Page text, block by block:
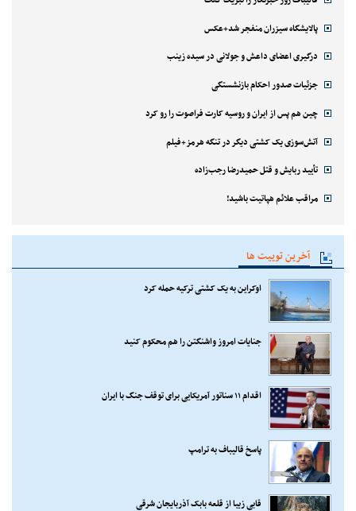
پالایشگاه سیزران منفجر شد+عکس
درگیری اعضای داعش و جولانی در سیده زینب
جزئیات صدور احکام بازنشستگی
چین هم پس از ایران و روسیه کارت فراصوت را رو کرد
آتش‌سوزی یک کشتی دیگر در تنگه هرمز+فیلم
تأیید ربایش و قتل حمیدرضا رجب‌زاده
مراقب علائم هپاتیت باشید!
آخرین توییت ها
اوکراین به یک کشتی ترکیه حمله کرد
جنایات امروز واشنگتن را هم محکوم کنید
اقدام ۱۱ سناتور آمریکایی برای توقف جنگ با ایران
پاسخ قالیباف به ترامپ
قابی زیبا از قلعه بابک آذربایجان شرقی